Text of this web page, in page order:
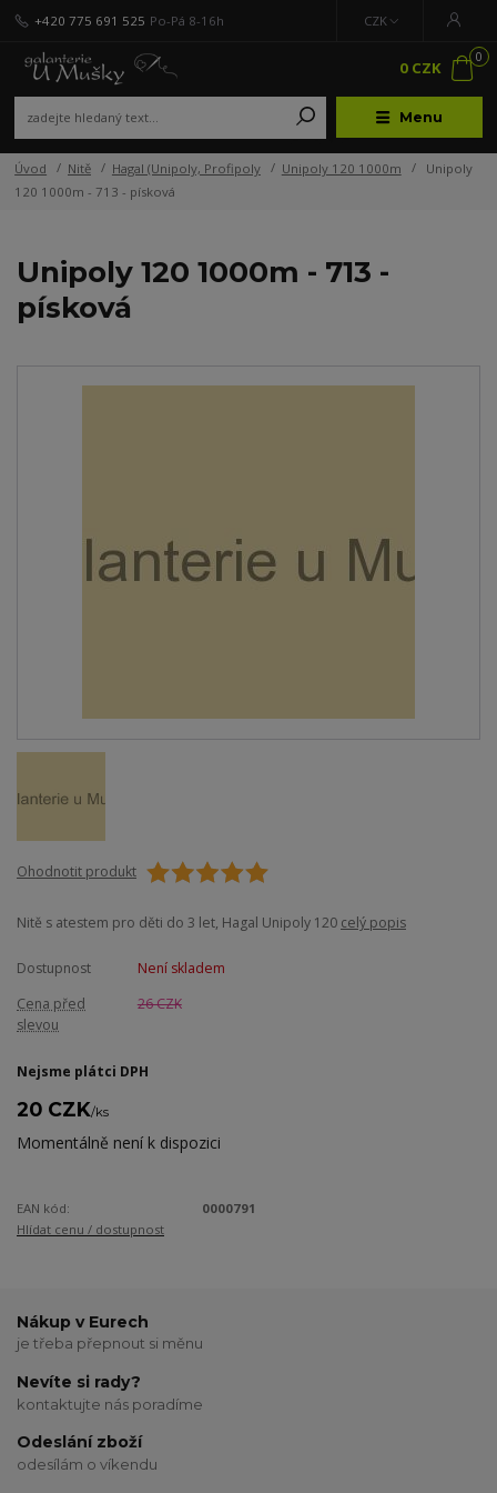
Menu
CZK
+420 775 691 525 Po-Pá 8-16h
0
0 CZK
Úvod Nitě Hagal (Unipoly, Profipoly Unipoly 120 1000m
Unipoly
120 1000m - 713 - písková
Unipoly 120 1000m - 713 -
písková
Ohodnotit produkt
Nitě s atestem pro děti do 3 let, Hagal Unipoly 120 celý popis
Dostupnost
Není skladem
Cena před
slevou
26 CZK
Nejsme plátci DPH
20 CZK/ks
Momentálně není k dispozici
EAN kód:
0000791
Hlídat cenu / dostupnost
Nákup v Eurech
je třeba přepnout si měnu
Nevíte si rady?
kontaktujte nás poradíme
Odeslání zboží
odesílám o víkendu